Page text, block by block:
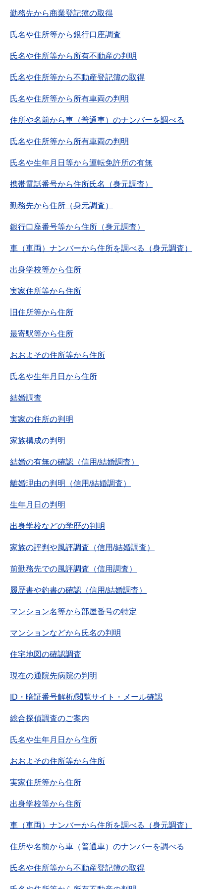
勤務先から商業登記簿の取得
氏名や住所等から銀行口座調査
氏名や住所等から所有不動産の判明
氏名や住所等から不動産登記簿の取得
氏名や住所等から所有車両の判明
住所や名前から車（普通車）のナンバーを調べる
氏名や住所等から所有車両の判明
氏名や生年月日等から運転免許所の有無
携帯電話番号から住所氏名（身元調査）
勤務先から住所（身元調査）
銀行口座番号等から住所（身元調査）
車（車両）ナンバーから住所を調べる（身元調査）
出身学校等から住所
実家住所等から住所
旧住所等から住所
最寄駅等から住所
おおよその住所等から住所
氏名や生年月日から住所
結婚調査
実家の住所の判明
家族構成の判明
結婚の有無の確認（信用/結婚調査）
離婚理由の判明（信用/結婚調査）
生年月日の判明
出身学校などの学歴の判明
家族の評判や風評調査（信用/結婚調査）
前勤務先での風評調査（信用調査）
履歴書や釣書の確認（信用/結婚調査）
マンション名等から部屋番号の特定
マンションなどから氏名の判明
住宅地図の確認調査
現在の通院先病院の判明
ID・暗証番号解析/閲覧サイト・メール確認
総合探偵調査のご案内
氏名や生年月日から住所
おおよその住所等から住所
実家住所等から住所
出身学校等から住所
車（車両）ナンバーから住所を調べる（身元調査）
住所や名前から車（普通車）のナンバーを調べる
氏名や住所等から不動産登記簿の取得